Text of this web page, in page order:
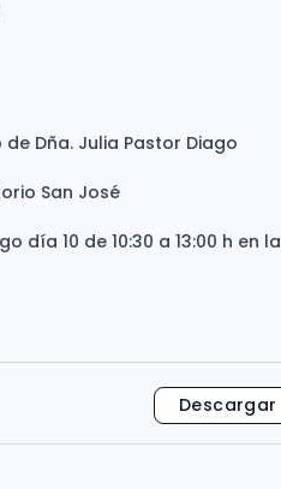
Dña. Julia Pastor Diago
San José
día 10 de 10:30 a 13:00 h en la
Descargar